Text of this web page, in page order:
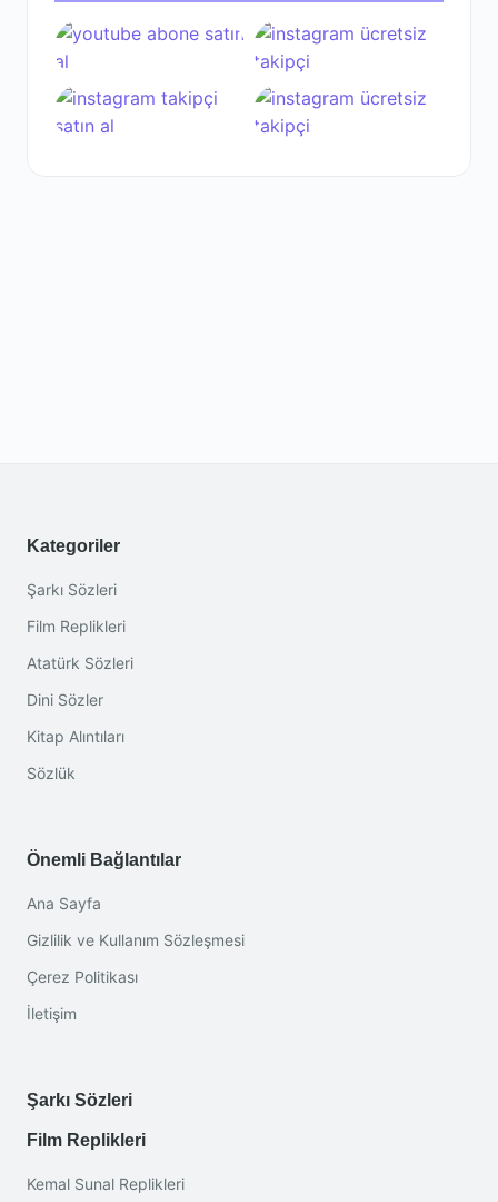
Kategoriler
Şarkı Sözleri
Film Replikleri
Atatürk Sözleri
Dini Sözler
Kitap Alıntıları
Sözlük
Önemli Bağlantılar
Ana Sayfa
Gizlilik ve Kullanım Sözleşmesi
Çerez Politikası
İletişim
Şarkı Sözleri
Film Replikleri
Kemal Sunal Replikleri